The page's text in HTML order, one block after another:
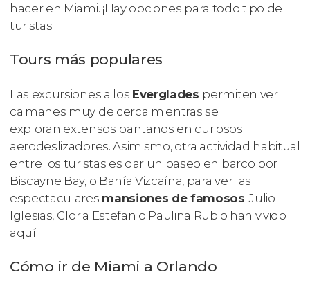
hacer en Miami. ¡Hay opciones para todo tipo de
turistas!
Tours más populares
Las excursiones a los Everglades permiten ver
caimanes muy de cerca mientras se
exploran extensos pantanos en curiosos
aerodeslizadores. Asimismo, otra actividad habitual
entre los turistas es dar un paseo en barco por
Biscayne Bay, o Bahía Vizcaína, para ver las
espectaculares mansiones de famosos. Julio
Iglesias, Gloria Estefan o Paulina Rubio han vivido
aquí.
Cómo ir de Miami a Orlando